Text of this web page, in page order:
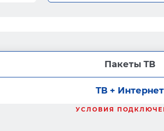
Пакеты ТВ
ТВ + Интернет
УСЛОВИЯ